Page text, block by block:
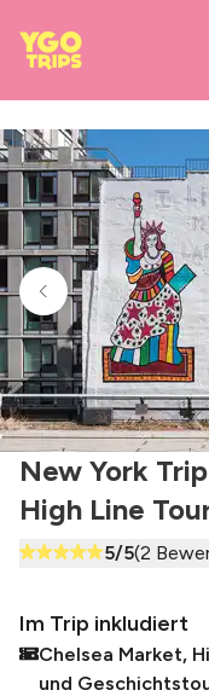
New York
High Line
5/5(2
Im Trip inkludiert
Chelsea Market,
und